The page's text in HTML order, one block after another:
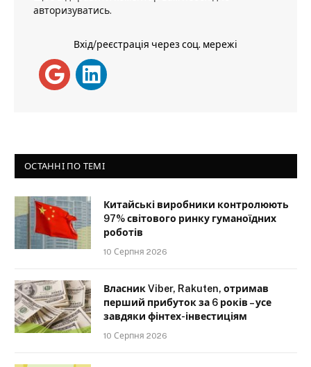
авторизуватись.
Вхід/реєстрація через соц. мережі
ОСТАННІ ПО ТЕМІ
Китайські виробники контролюють
97% світового ринку гуманоїдних
роботів
10 Серпня 2026
Власник Viber, Rakuten, отримав
перший прибуток за 6 років – усе
завдяки фінтех-інвестиціям
10 Серпня 2026